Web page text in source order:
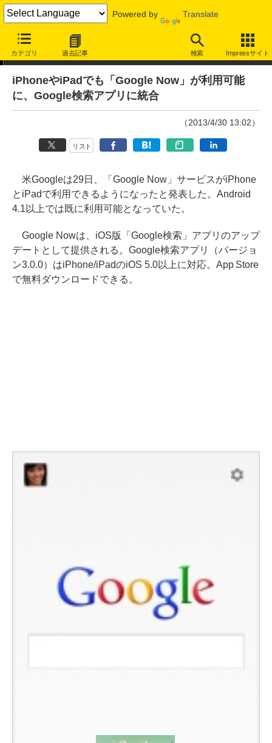
Powered by Translate
カテゴリ 過去記事 検索 Impressサイト
ニュース
iPhoneやiPadでも「Google Now」が利用可能
に、Google検索アプリに統合
（2013/4/30 13:02）
リスト
米Googleは29日、「Google Now」サービスがiPhone
とiPadで利用できるようになったと発表した。Android
4.1以上では既に利用可能となっていた。
Google Nowは、iOS版「Google検索」アプリのアップ
デートとして提供される。Google検索アプリ（バージョ
ン3.0.0）はiPhone/iPadのiOS 5.0以上に対応。App Store
で無料ダウンロードできる。